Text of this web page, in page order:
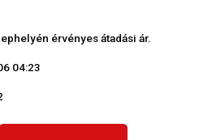
érvényes átadási ár.
04:23